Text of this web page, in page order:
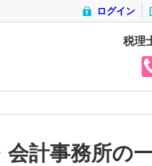
ログイン
税理
計事務所の